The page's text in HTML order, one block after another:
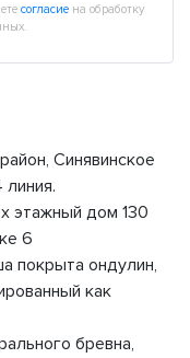
согласие на обработку
Синявинское
линия.
этажный дом 130
6
покрыта ондулин,
как
бревна,